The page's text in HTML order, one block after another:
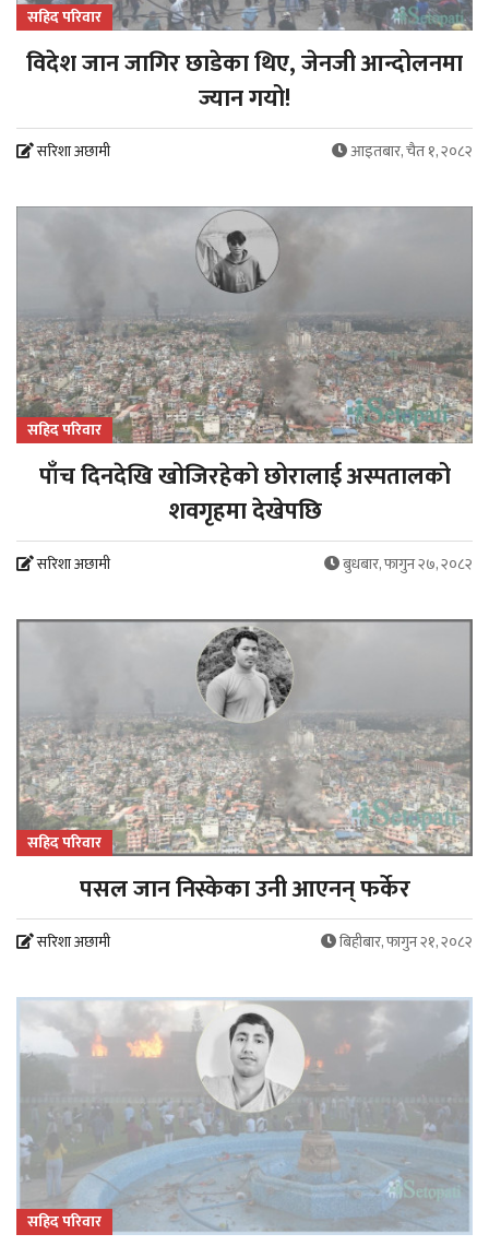
सहिद परिवार
विदेश जान जागिर छाडेका थिए, जेनजी आन्दोलनमा
ज्यान गयो!
सरिशा अछामी आइतबार, चैत १, २०८२
सहिद परिवार
पाँच दिनदेखि खोजिरहेको छोरालाई अस्पतालको
शवगृहमा देखेपछि
सरिशा अछामी बुधबार, फागुन २७, २०८२
सहिद परिवार
पसल जान निस्केका उनी आएनन् फर्केर
सरिशा अछामी बिहीबार, फागुन २१, २०८२
सहिद परिवार